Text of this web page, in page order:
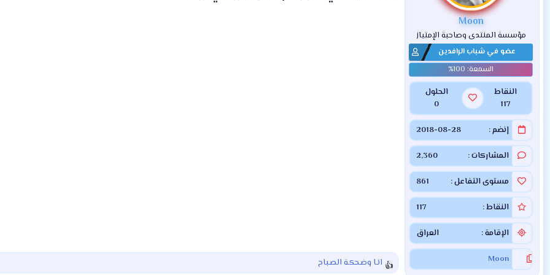
Moon
مؤسسة المنتدى وصاحبة الإمتياز
عضو في شباب الرافدين
النقاط
117
الحلول
0
إنضم 2018-08-28
المشاركات 2,360
مستوى التفاعل 861
النقاط 117
الإقامة العراق
Moon
ا
انـا وضـحكـة الصـباح